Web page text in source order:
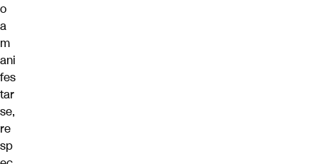
o
a
m
ani
fes
tar
se,
re
sp